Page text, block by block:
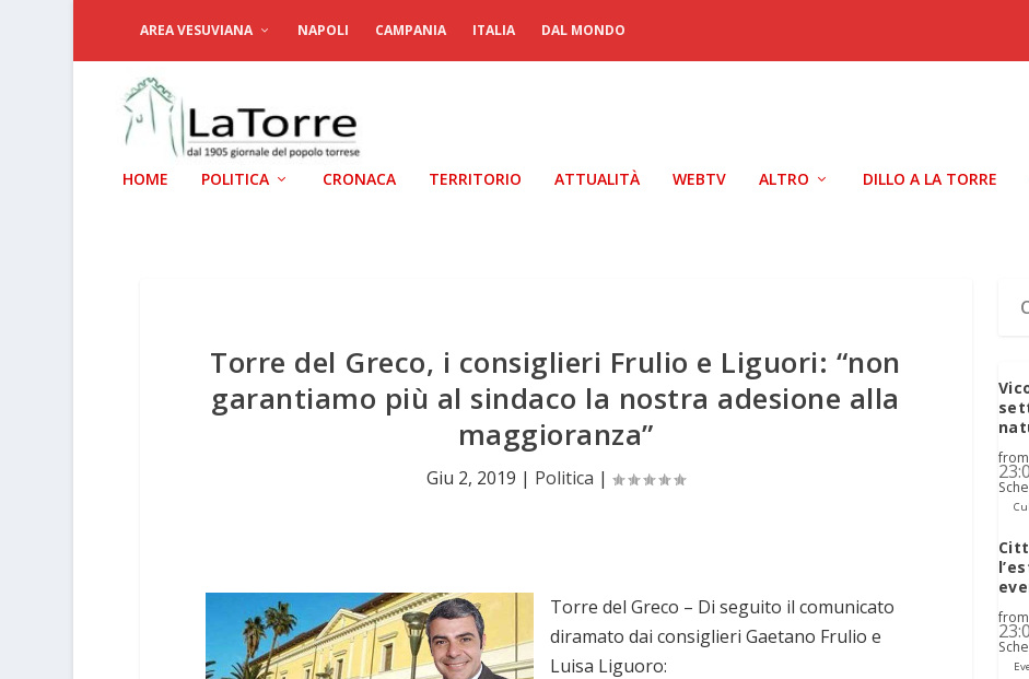
AREA VESUVIANA NAPOLI CAMPANIA ITALIA DAL MONDO
HOME POLITICA CRONACA TERRITORIO ATTUALITÀ WEBTV ALTRO DILLO A LA TORRE
Torre del Greco, i consiglieri Frulio e Liguori: “non
garantiamo più al sindaco la nostra adesione alla
maggioranza”
Giu 2, 2019 | Politica |
Torre del Greco – Di seguito il comunicato
diramato dai consiglieri Gaetano Frulio e
Luisa Liguoro:
from
from